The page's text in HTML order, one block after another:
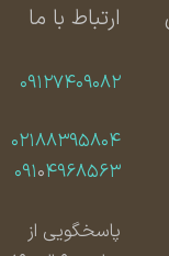
ارتباط با ما
۰۹۱۲۷۴۰۹۰۸۲
۰۲۱۸۸۳۹۵۸۰۴
۰۹۱۰۴۹۶۸۵۶۳
پاسخگویی از